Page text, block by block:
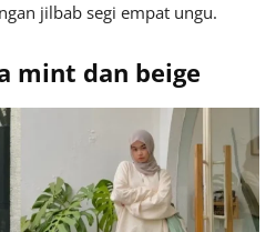
jilbab segi empat ungu.
mint dan beige